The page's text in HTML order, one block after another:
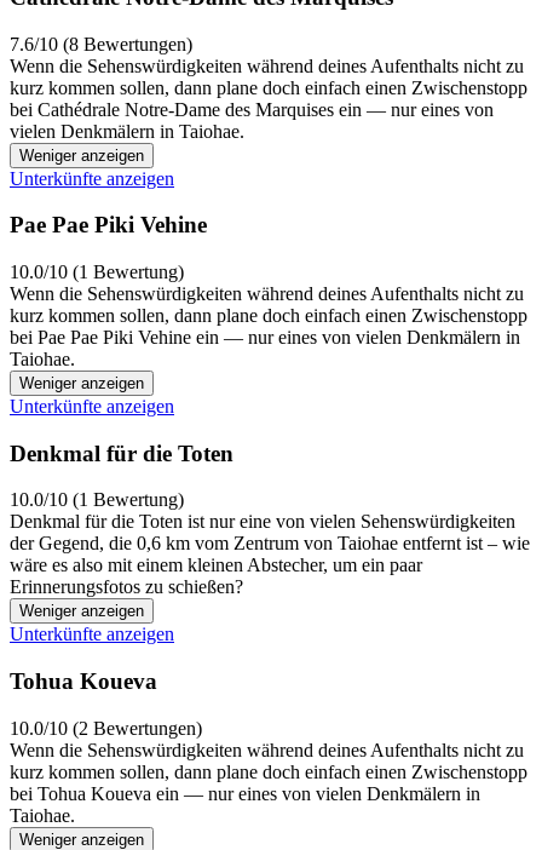
7.6/10 (8 Bewertungen)
Wenn die Sehenswürdigkeiten während deines Aufenthalts nicht zu
kurz kommen sollen, dann plane doch einfach einen Zwischenstopp
bei Cathédrale Notre-Dame des Marquises ein — nur eines von
vielen Denkmälern in Taiohae.
Weniger anzeigen
Unterkünfte anzeigen
Pae Pae Piki Vehine
10.0/10 (1 Bewertung)
Wenn die Sehenswürdigkeiten während deines Aufenthalts nicht zu
kurz kommen sollen, dann plane doch einfach einen Zwischenstopp
bei Pae Pae Piki Vehine ein — nur eines von vielen Denkmälern in
Taiohae.
Weniger anzeigen
Unterkünfte anzeigen
Denkmal für die Toten
10.0/10 (1 Bewertung)
Denkmal für die Toten ist nur eine von vielen Sehenswürdigkeiten
der Gegend, die 0,6 km vom Zentrum von Taiohae entfernt ist – wie
wäre es also mit einem kleinen Abstecher, um ein paar
Erinnerungsfotos zu schießen?
Weniger anzeigen
Unterkünfte anzeigen
Tohua Koueva
10.0/10 (2 Bewertungen)
Wenn die Sehenswürdigkeiten während deines Aufenthalts nicht zu
kurz kommen sollen, dann plane doch einfach einen Zwischenstopp
bei Tohua Koueva ein — nur eines von vielen Denkmälern in
Taiohae.
Weniger anzeigen